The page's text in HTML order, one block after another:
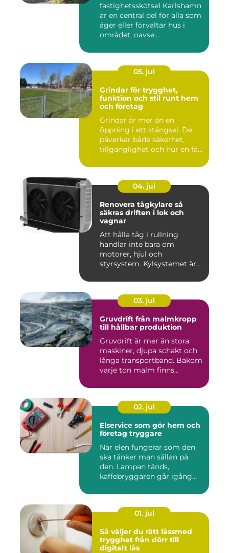
fastighetsskötsel Karlshamn
är en central del för alla som
äger eller förvaltar hus i
området, oavse...
05. jul
Grindar för trygghet,
funktion och stil runt hem
och företag
Grindar är mer än en
öppning i ett stängsel. De
påverkar både säkerhet,
tillgänglighet och hur en fa...
04. jul
Renovera tågkylare så
säkras driften i lok och
vagnar
Att hålla tåg i rullning
handlar inte bara om
motorer, hjul och
styrsystem. Kylsystemet är
03. jul
Gruvdrift från malmkropp
till hållbar produktion
Gruvdrift är mer än stora
maskiner, djupa schakt och
långa transportband. Bakom
varje ton malm finns...
02. jul
Elservice som gör hem och
företag tryggare
När elen fungerar som den
ska tänker man sällan på
den. Lampan tänds,
kaffebryggaren går igång
01. jul
Så väljer du rätt låssmed
trygghet från dörr till
digitalt lås